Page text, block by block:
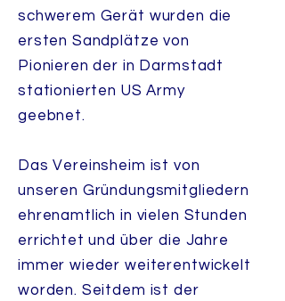
schwerem Gerät wurden die
ersten Sandplätze von
Pionieren der in Darmstadt
stationierten US Army
geebnet.
Das Vereinsheim ist von
unseren Gründungsmitgliedern
ehrenamtlich in vielen Stunden
errichtet und über die Jahre
immer wieder weiterentwickelt
worden. Seitdem ist der